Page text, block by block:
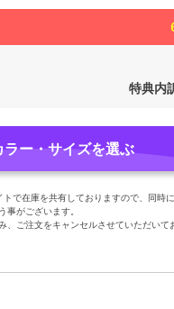
特典内
ラー・サイズを選ぶ
で在庫を共有しておりますので、同時
事がございます。
、ご注文をキャンセルさせていただいて